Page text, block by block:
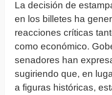
La decisión de
en los billetes ha
reacciones críticas
como económico.
senadores han
sugiriendo que, en
a figuras históricas,